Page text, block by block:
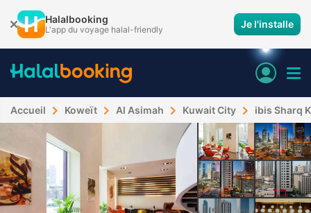
Halalbooking
L'app du voyage halal-friendly Je l'installe
Accueil Koweït Al Asimah Kuwait City ibis Sharq